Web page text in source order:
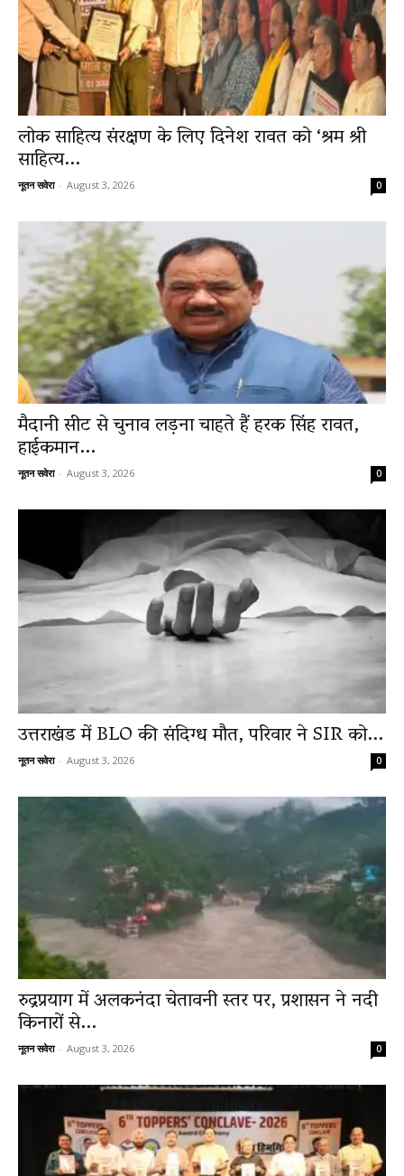
लोक साहित्य संरक्षण के लिए दिनेश रावत को ‘श्रम श्री
साहित्य...
नूतन सवेरा - August 3, 2026 0
मैदानी सीट से चुनाव लड़ना चाहते हैं हरक सिंह रावत,
हाईकमान...
नूतन सवेरा - August 3, 2026 0
उत्तराखंड में BLO की संदिग्ध मौत, परिवार ने SIR को...
नूतन सवेरा - August 3, 2026 0
रुद्रप्रयाग में अलकनंदा चेतावनी स्तर पर, प्रशासन ने नदी
किनारों से...
नूतन सवेरा - August 3, 2026 0